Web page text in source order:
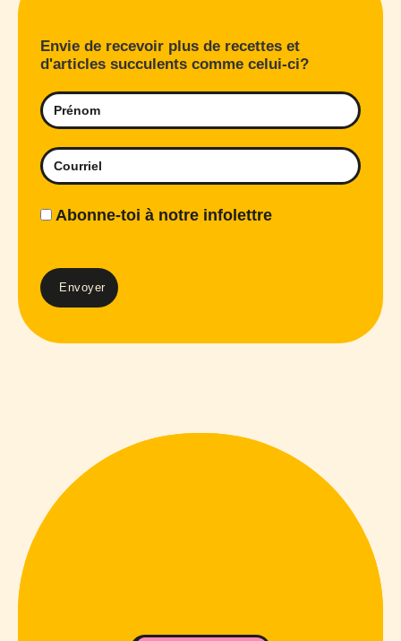
Envie de recevoir plus de recettes et
d'articles succulents comme celui-ci?
Abonne-toi à notre infolettre